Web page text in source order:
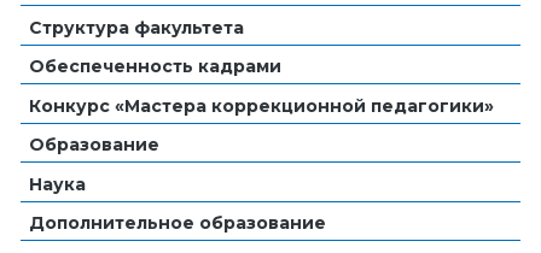
Структура факультета
Обеспеченность кадрами
Конкурс «Мастера коррекционной педагогики»
Образование
Наука
Дополнительное образование